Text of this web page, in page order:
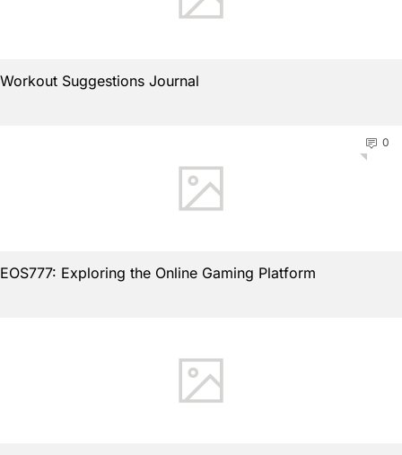
Workout Suggestions Journal
0
EOS777: Exploring the Online Gaming Platform